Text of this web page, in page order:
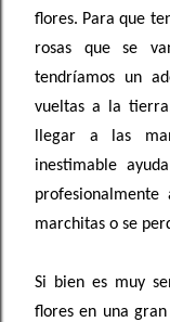
flores. Para que
rosas que se
tendríamos un
vueltas a la
llegar a las
inestimable
marchitas o se
Si bien es muy
flores en una